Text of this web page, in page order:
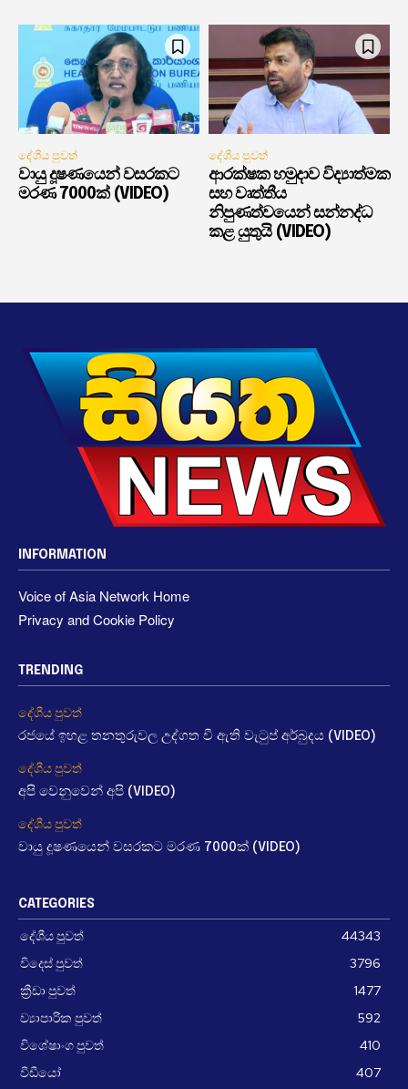
දේශීය පුවත්
වායු දූෂණයෙන් වසරකට
මරණ 7000ක් (VIDEO)
දේශීය පුවත්
ආරක්ෂක හමුදාව විද්‍යාත්මක
සහ වෘත්තීය
නිපුණත්වයෙන් සන්නද්ධ
කළ යුතුයි (VIDEO)
INFORMATION
Voice of Asia Network Home
Privacy and Cookie Policy
TRENDING
දේශීය පුවත්
රජයේ ඉහළ තනතුරුවල උද්ගත වී ඇති වැටුප් අර්බුදය (VIDEO)
දේශීය පුවත්
අපි වෙනුවෙන් අපි (VIDEO)
දේශීය පුවත්
වායු දූෂණයෙන් වසරකට මරණ 7000ක් (VIDEO)
CATEGORIES
දේශීය පුවත්
44343
විදෙස් පුවත්
3796
ක්‍රීඩා පුවත්
1477
ව්‍යාපාරික පුවත්
592
විශේෂාංග පුවත්
410
වීඩීයෝ
407